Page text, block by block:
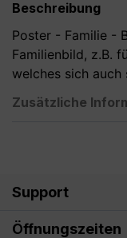
Beschreibung
Poster - Familie -
Familienbild, z.B.
welches sich auch
Zusätzliche
Support
Öffnungszeiten